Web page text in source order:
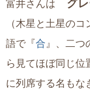
富井さんは グ
（木星と土星の
語で『合』、二つ
ら見てほぼ同じ位
に列席する名もな